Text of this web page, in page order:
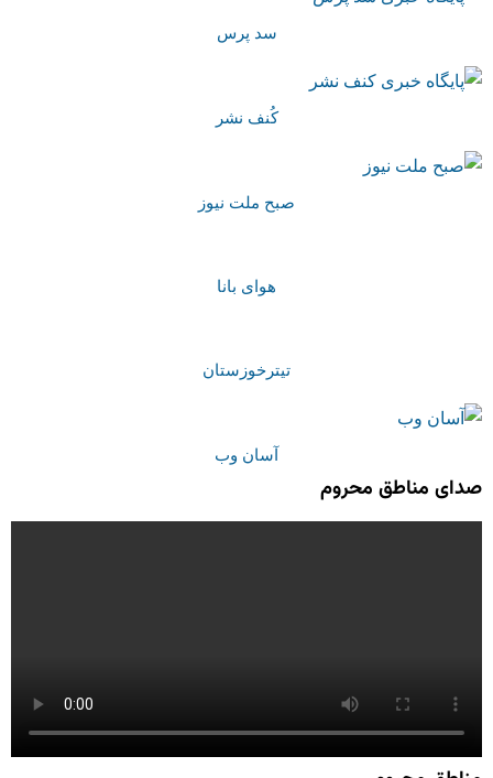
سد پرس
کُنف نشر
صبح ملت نیوز
هوای بانا
تیترخوزستان
آسان وب
صدای مناطق محروم